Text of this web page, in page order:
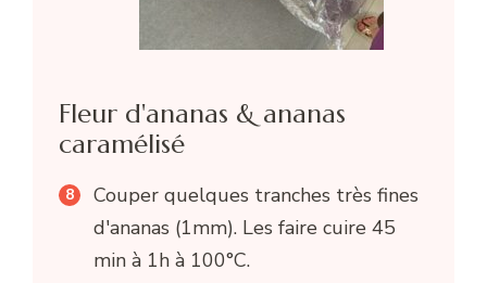
Fleur d'ananas & ananas
caramélisé
Couper quelques tranches très fines
d'ananas (1mm). Les faire cuire 45
min à 1h à 100°C.